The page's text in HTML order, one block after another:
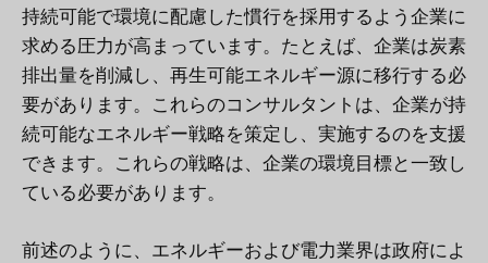
持続可能で環境に配慮した慣行を採用するよう企業に
求める圧力が高まっています。たとえば、企業は炭素
排出量を削減し、再生可能エネルギー源に移行する必
要があります。これらのコンサルタントは、企業が持
続可能なエネルギー戦略を策定し、実施するのを支援
できます。これらの戦略は、企業の環境目標と一致し
ている必要があります。
前述のように、エネルギーおよび電力業界は政府によ